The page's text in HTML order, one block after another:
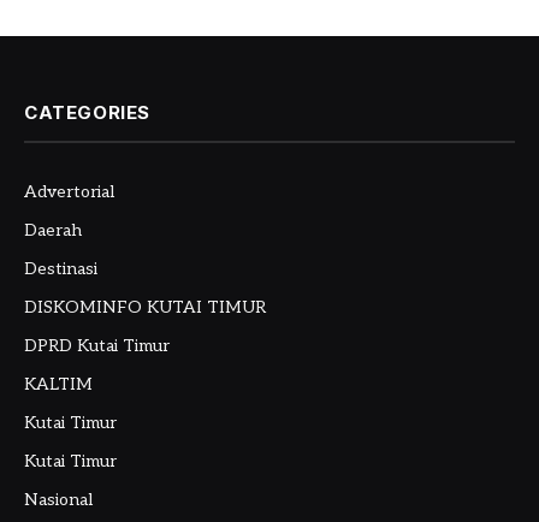
CATEGORIES
Advertorial
Daerah
Destinasi
DISKOMINFO KUTAI TIMUR
DPRD Kutai Timur
KALTIM
Kutai Timur
Kutai Timur
Nasional